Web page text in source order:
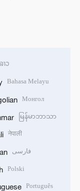
ລາວ
Bahasa Melayu
Монгол
မြန်မာဘာသာ
नेपाली
فارسی
Polski
Português